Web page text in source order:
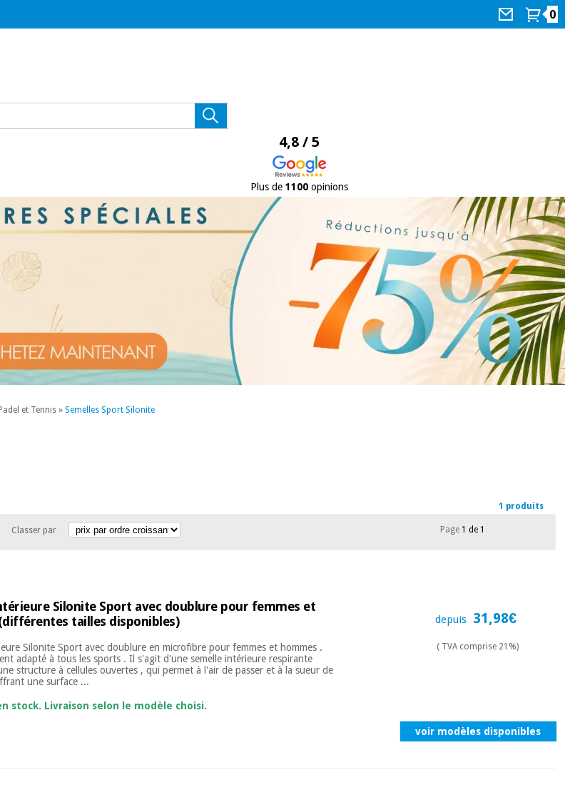
0
4,8 / 5
Plus de 1100opinions
et Tennis » Semelles Sport Silonite
1 produits
Classer par Page1 de 1
Silonite Sport avec doublure pour femmes et
tailles disponibles)
Silonite Sport avec doublure en microfibre pour femmes et hommes .
adapté à tous les sports . Il s'agit d'une semelle intérieure respirante
structure à cellules ouvertes , qui permet à l'air de passer et à la sueur de
une surface ...
stock. Livraison selon le modèle choisi.
depuis 31,98€
( TVA comprise 21%)
voir modèles disponibles